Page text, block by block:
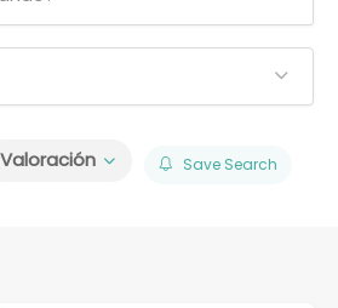
Valoración Save Search